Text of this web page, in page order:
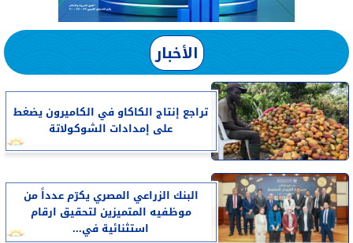
الأخبار
تراجع إنتاج الكاكاو في الكاميرون يضغط
على إمدادات الشوكولاتة
البنك الزراعي المصري يكرّم عدداً من
موظفيه المتميزين لتحقيق ارقام
استثنائية في...